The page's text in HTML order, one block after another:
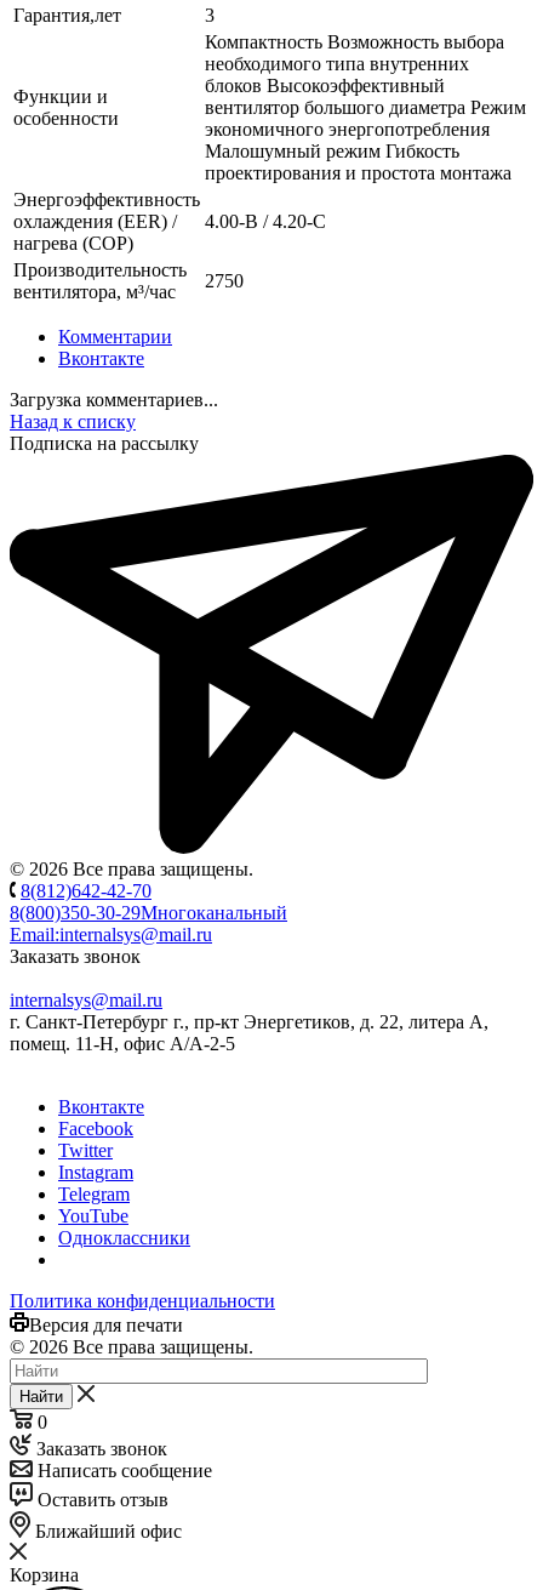
Гарантия,лет
3
Функции и
особенности
Компактность Возможность выбора
необходимого типа внутренних
блоков Высокоэффективный
вентилятор большого диаметра Режим
экономичного энергопотребления
Малошумный режим Гибкость
проектирования и простота монтажа
Энергоэффективность
охлаждения (EER) /
нагрева (COP)
4.00-B / 4.20-C
Производительность
вентилятора, м³/час
2750
Комментарии
Вконтакте
Загрузка комментариев...
Назад к списку
Подписка на рассылку
© 2026 Все права защищены.
8(812)642-42-70
8(800)350-30-29Многоканальный
Email:internalsys@mail.ru
Заказать звонок
internalsys@mail.ru
г. Санкт-Петербург г., пр-кт Энергетиков, д. 22, литера А,
помещ. 11-Н, офис А/А-2-5
Вконтакте
Facebook
Twitter
Instagram
Telegram
YouTube
Одноклассники
Политика конфиденциальности
Версия для печати
© 2026 Все права защищены.
Найти
0
Заказать звонок
Написать сообщение
Оставить отзыв
Ближайший офис
Корзина